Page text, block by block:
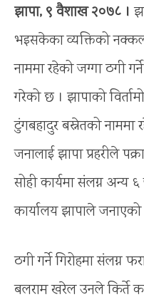
झापा, ९ वैशाख २०७८ ।
भइसकेका व्यक्तिको
नाममा रहेको जग्गा ठगी
गरेको छ । झापाको
टुंगबहादुर बस्नेतको नाममा
जनालाई झापा प्रहरीले
सोही कार्यमा संलग्न अन्य
कार्यालय झापाले
ठगी गर्ने गिरोहमा संलग्न
बलराम खरेल उनले किर्ते